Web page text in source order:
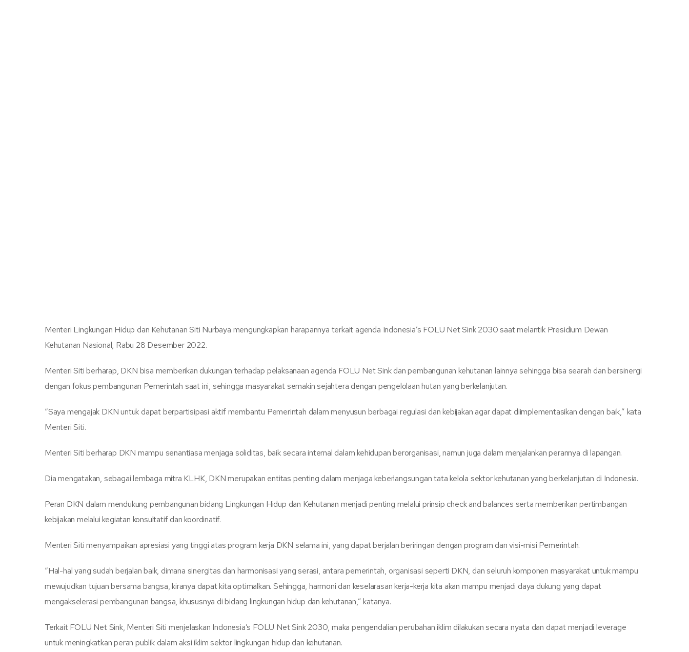
Menteri Lingkungan Hidup dan Kehutanan Siti Nurbaya mengungkapkan harapannya terkait agenda Indonesia’s FOLU Net Sink 2030 saat melantik Presidium Dewan
Kehutanan Nasional, Rabu 28 Desember 2022.
Menteri Siti berharap, DKN bisa memberikan dukungan terhadap pelaksanaan agenda FOLU Net Sink dan pembangunan kehutanan lainnya sehingga bisa searah dan bersinergi
dengan fokus pembangunan Pemerintah saat ini, sehingga masyarakat semakin sejahtera dengan pengelolaan hutan yang berkelanjutan.
“Saya mengajak DKN untuk dapat berpartisipasi aktif membantu Pemerintah dalam menyusun berbagai regulasi dan kebijakan agar dapat diimplementasikan dengan baik,” kata
Menteri Siti.
Menteri Siti berharap DKN mampu senantiasa menjaga soliditas, baik secara internal dalam kehidupan berorganisasi, namun juga dalam menjalankan perannya di lapangan.
Dia mengatakan, sebagai lembaga mitra KLHK, DKN merupakan entitas penting dalam menjaga keberlangsungan tata kelola sektor kehutanan yang berkelanjutan di Indonesia.
Peran DKN dalam mendukung pembangunan bidang Lingkungan Hidup dan Kehutanan menjadi penting melalui prinsip check and balances serta memberikan pertimbangan
kebijakan melalui kegiatan konsultatif dan koordinatif.
Menteri Siti menyampaikan apresiasi yang tinggi atas program kerja DKN selama ini, yang dapat berjalan beriringan dengan program dan visi-misi Pemerintah.
“Hal-hal yang sudah berjalan baik, dimana sinergitas dan harmonisasi yang serasi, antara pemerintah, organisasi seperti DKN, dan seluruh komponen masyarakat untuk mampu
mewujudkan tujuan bersama bangsa, kiranya dapat kita optimalkan. Sehingga, harmoni dan keselarasan kerja-kerja kita akan mampu menjadi daya dukung yang dapat
mengakselerasi pembangunan bangsa, khususnya di bidang lingkungan hidup dan kehutanan,” katanya.
Terkait FOLU Net Sink, Menteri Siti menjelaskan Indonesia’s FOLU Net Sink 2030, maka pengendalian perubahan iklim dilakukan secara nyata dan dapat menjadi leverage
untuk meningkatkan peran publik dalam aksi iklim sektor lingkungan hidup dan kehutanan.